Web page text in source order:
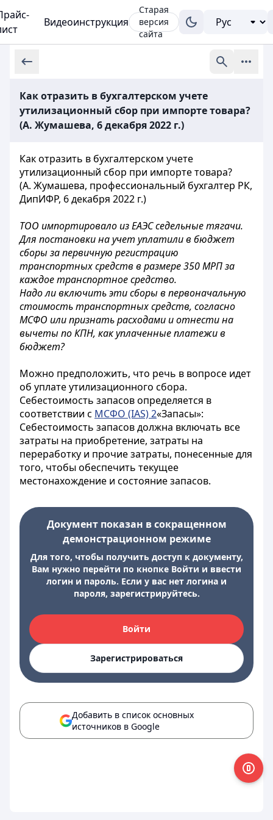
Видеоинструкция
Старая
версия
сайта
Как отразить в бухгалтерском учете
утилизационный сбор при импорте товара?
(А. Жумашева, 6 декабря 2022 г.)
Как отразить в бухгалтерском учете
утилизационный сбор при импорте товара?
(А. Жумашева, профессиональный бухгалтер РК,
ДипИФР, 6 декабря 2022 г.)
ТОО импортировало из ЕАЭС седельные тягачи.
Для постановки на учет уплатили в бюджет
сборы за первичную регистрацию
транспортных средств в размере 350 МРП за
каждое транспортное средство.
Надо ли включить эти сборы в первоначальную
стоимость транспортных средств, согласно
МСФО или признать расходами и отнести на
вычеты по КПН, как уплаченные платежи в
бюджет?
Можно предположить, что речь в вопросе идет
об уплате утилизационного сбора.
Себестоимость запасов определяется в
соответствии с МСФО (IAS) 2«Запасы»:
Себестоимость запасов должна включать все
затраты на приобретение, затраты на
переработку и прочие затраты, понесенные для
того, чтобы обеспечить текущее
местонахождение и состояние запасов.
Документ показан в сокращенном
демонстрационном режиме
Для того, чтобы получить доступ к документу,
Вам нужно перейти по кнопке Войти и ввести
логин и пароль. Если у вас нет логина и
пароля, зарегистрируйтесь.
Войти
Зарегистрироваться
Добавить в список основных
источников в Google